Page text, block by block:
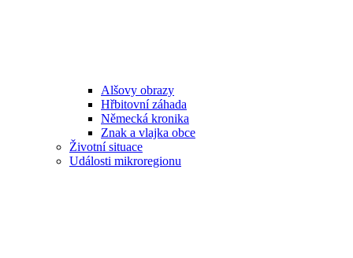
Alšovy obrazy
Hřbitovní záhada
Německá kronika
Znak a vlajka obce
Životní situace
Události mikroregionu